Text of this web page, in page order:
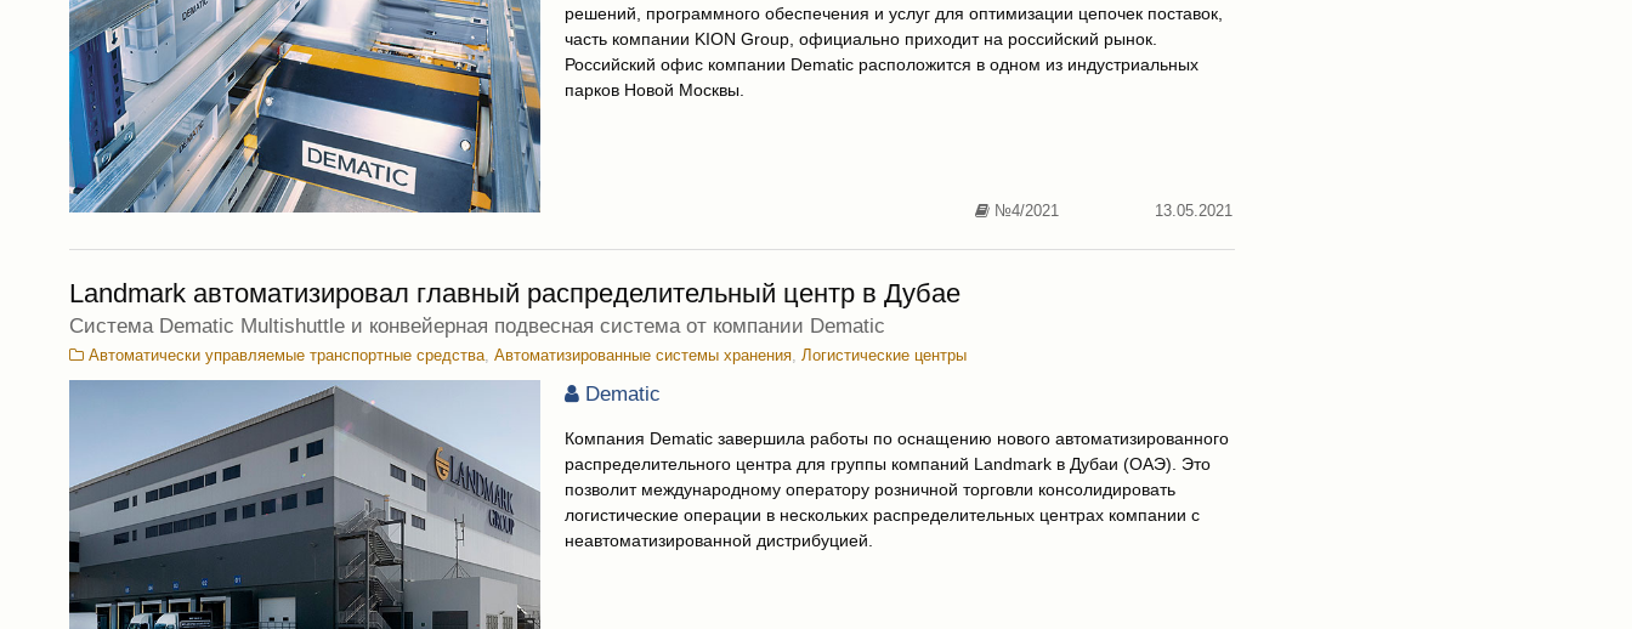
решений, программного обеспечения и услуг для оптимизации цепочек поставок,
часть компании KION Group, официально приходит на российский рынок.
Российский офис компании Dematic расположится в одном из индустриальных
парков Новой Москвы.
№4/2021 13.05.2021
Landmark автоматизировал главный распределительный центр в Дубае
Система Dematic Multishuttle и конвейерная подвесная система от компании Dematic
Автоматически управляемые транспортные средства, Автоматизированные системы хранения, Логистические центры
Dematic
Компания Dematic завершила работы по оснащению нового автоматизированного
распределительного центра для группы компаний Landmark в Дубаи (ОАЭ). Это
позволит международному оператору розничной торговли консолидировать
логистические операции в нескольких распределительных центрах компании с
неавтоматизированной дистрибуцией.